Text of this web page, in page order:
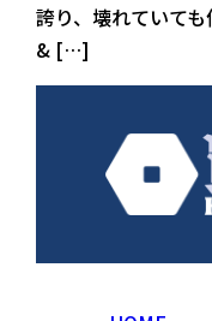
誇り、壊れていても
& […]